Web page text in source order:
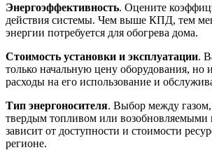
Энергоэффективность. Оцените
действия системы. Чем выше КПД, тем
энергии потребуется для обогрева дома.
Стоимость установки и эксплуатации.
только начальную цену оборудования, но
расходы на его использование и
Тип энергоносителя. Выбор между газом,
твердым топливом или возобновляемыми
зависит от доступности и стоимости
регионе.